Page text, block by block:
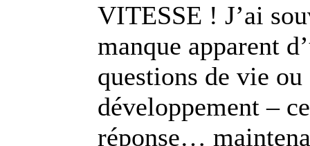
VITESSE ! J’ai
manque apparent
questions de vie
développement –
réponse…